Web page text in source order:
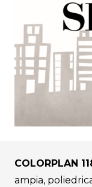
COLORPLAN
ampia,